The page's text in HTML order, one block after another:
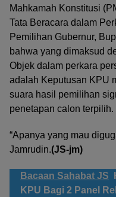
Mahkamah Konstitusi
Tata Beracara dalam
Pemilihan Gubernur,
bahwa yang dimaksud
Objek dalam perkara
adalah Keputusan KPU
suara hasil pemilihan
penetapan calon terpilih.
“Apanya yang mau
Jamrudin.(JS-jm)
Bacaan Sahabat JS
KPU Bagi 2 Panel